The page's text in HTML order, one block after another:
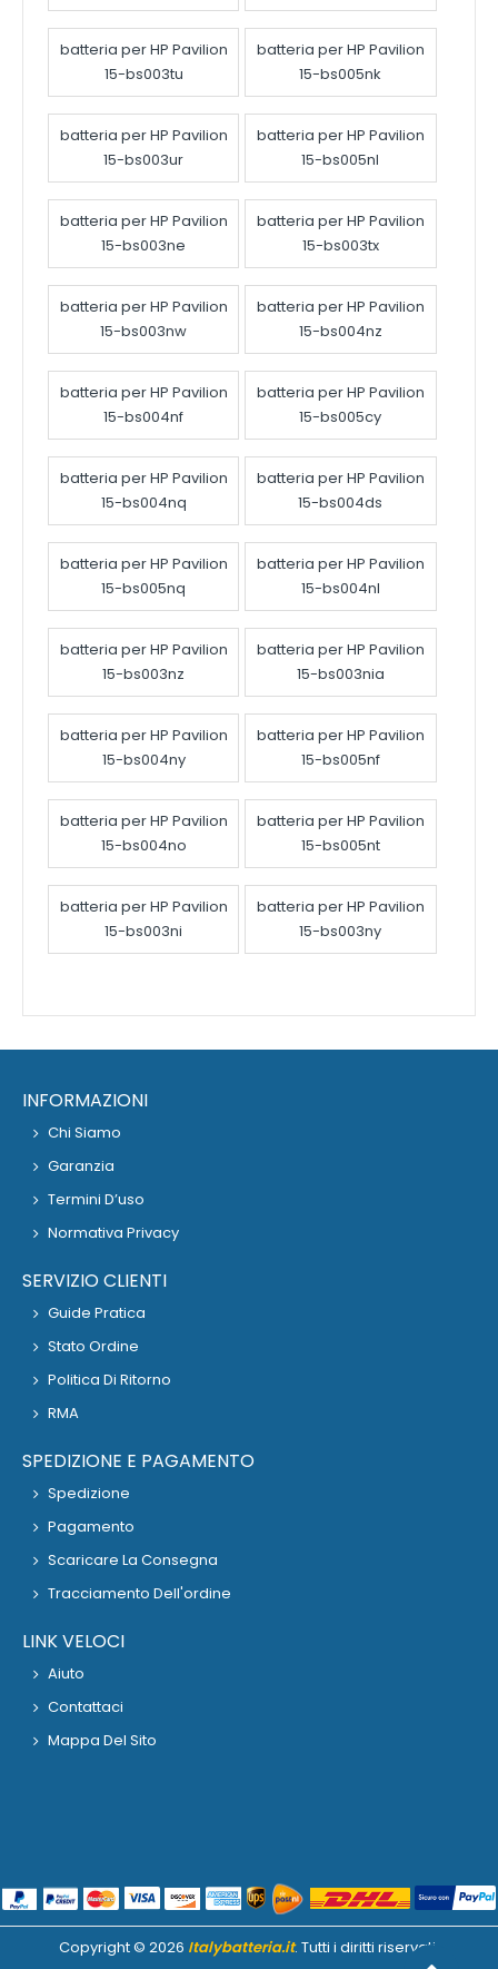
batteria per HP Pavilion
15-bs003tu
batteria per HP Pavilion
15-bs005nk
batteria per HP Pavilion
15-bs003ur
batteria per HP Pavilion
15-bs005nl
batteria per HP Pavilion
15-bs003ne
batteria per HP Pavilion
15-bs003tx
batteria per HP Pavilion
15-bs003nw
batteria per HP Pavilion
15-bs004nz
batteria per HP Pavilion
15-bs004nf
batteria per HP Pavilion
15-bs005cy
batteria per HP Pavilion
15-bs004nq
batteria per HP Pavilion
15-bs004ds
batteria per HP Pavilion
15-bs005nq
batteria per HP Pavilion
15-bs004nl
batteria per HP Pavilion
15-bs003nz
batteria per HP Pavilion
15-bs003nia
batteria per HP Pavilion
15-bs004ny
batteria per HP Pavilion
15-bs005nf
batteria per HP Pavilion
15-bs004no
batteria per HP Pavilion
15-bs005nt
batteria per HP Pavilion
15-bs003ni
batteria per HP Pavilion
15-bs003ny
INFORMAZIONI
Chi Siamo
Garanzia
Termini D’uso
Normativa Privacy
SERVIZIO CLIENTI
Guide Pratica
Stato Ordine
Politica Di Ritorno
RMA
SPEDIZIONE E PAGAMENTO
Spedizione
Pagamento
Scaricare La Consegna
Tracciamento Dell'ordine
LINK VELOCI
Aiuto
Contattaci
Mappa Del Sito
Copyright © 2026 Italybatteria.it. Tutti i diritti riservati.